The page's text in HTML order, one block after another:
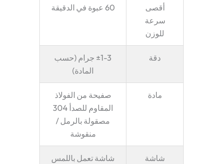
أقصى
سرعة
للوزن
60 عبوة في الدقيقة
دقة
±1-3 جرام (حسب
المادة)
مادة
صفيحة من الفولاذ
المقاوم للصدأ 304
مصقولة بالرمل /
منقوشة
شاشة
شاشة تعمل باللمس